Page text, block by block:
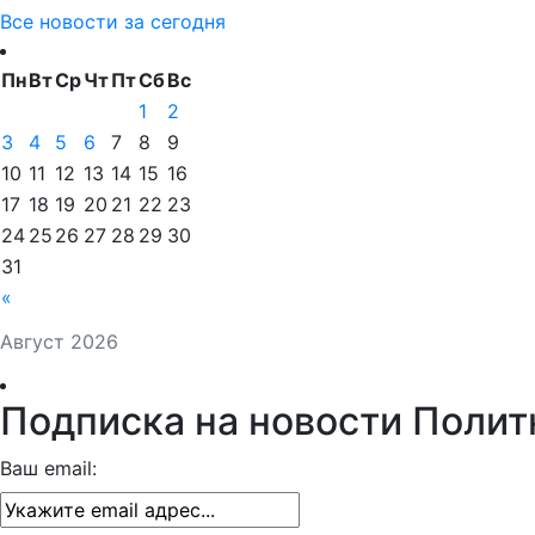
Все новости за сегодня
Август 2026
ПнВтСрЧтПтСбВс
«
1
2
3
4 5 6 7 8
9
10 11 12 13 14 15 16
17 18 19 20 21 22 23
24 25 26 27 28 29 30
31
Подписка на новости
Ваш email: